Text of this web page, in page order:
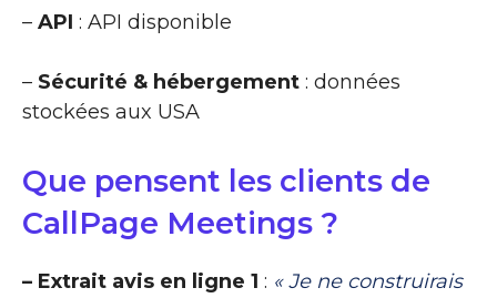
– API : API disponible
– Sécurité & hébergement : données
stockées aux USA
Que pensent les clients de
CallPage Meetings ?
– Extrait avis en ligne 1 : « Je ne construirais